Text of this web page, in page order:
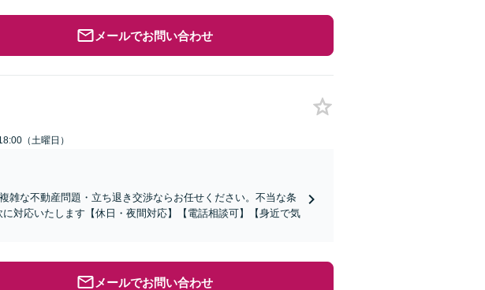
メールでお問い合わせ
（土曜日）
雑な不動産問題・立ち退き交渉ならお任せください。不当な条
対応いたします【休日・夜間対応】【電話相談可】【身近で気
メールでお問い合わせ